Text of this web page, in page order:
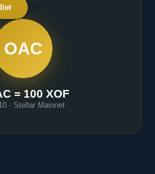
OAC
= 100 XOF
· Stellar Mainnet